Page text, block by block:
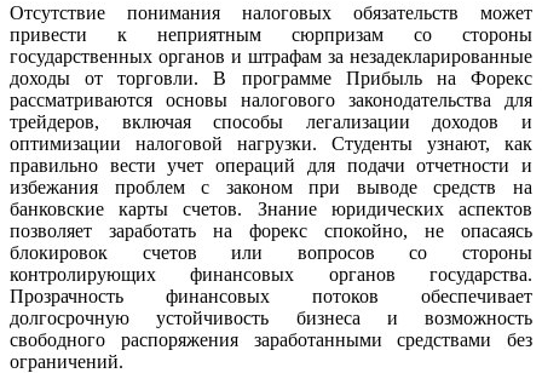
Отсутствие понимания налоговых обязательств может
привести к неприятным сюрпризам со стороны
государственных органов и штрафам за незадекларированные
доходы от торговли. В программе Прибыль на Форекс
рассматриваются основы налогового законодательства для
трейдеров, включая способы легализации доходов и
оптимизации налоговой нагрузки. Студенты узнают, как
правильно вести учет операций для подачи отчетности и
избежания проблем с законом при выводе средств на
банковские карты счетов. Знание юридических аспектов
позволяет заработать на форекс спокойно, не опасаясь
блокировок счетов или вопросов со стороны
контролирующих финансовых органов государства.
Прозрачность финансовых потоков обеспечивает
долгосрочную устойчивость бизнеса и возможность
свободного распоряжения заработанными средствами без
ограничений.